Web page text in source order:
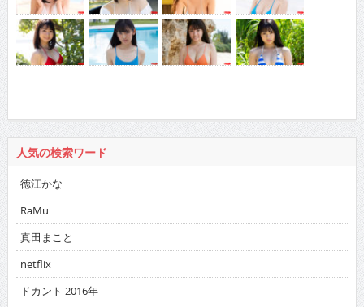
人気の検索ワード
徳江かな
RaMu
真田まこと
netflix
ドカント 2016年